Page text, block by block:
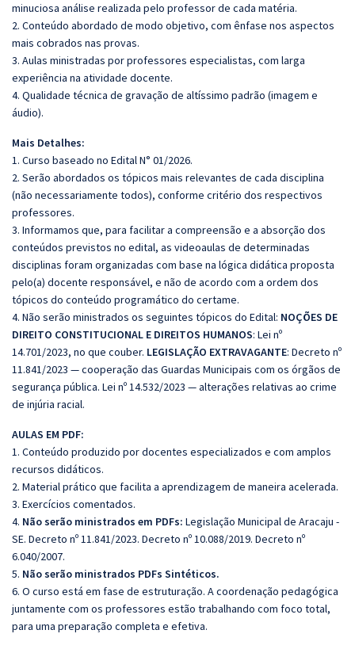
minuciosa análise realizada pelo professor de cada matéria.
2. Conteúdo abordado de modo objetivo, com ênfase nos aspectos
mais cobrados nas provas.
3. Aulas ministradas por professores especialistas, com larga
experiência na atividade docente.
4. Qualidade técnica de gravação de altíssimo padrão (imagem e
áudio).
Mais Detalhes:
1. Curso baseado no Edital N° 01/2026.
2. Serão abordados os tópicos mais relevantes de cada disciplina
(não necessariamente todos), conforme critério dos respectivos
professores.
3. Informamos que, para facilitar a compreensão e a absorção dos
conteúdos previstos no edital, as videoaulas de determinadas
disciplinas foram organizadas com base na lógica didática proposta
pelo(a) docente responsável, e não de acordo com a ordem dos
tópicos do conteúdo programático do certame.
4. Não serão ministrados os seguintes tópicos do Edital: NOÇÕES DE
DIREITO CONSTITUCIONAL E DIREITOS HUMANOS: Lei nº
14.701/2023, no que couber. LEGISLAÇÃO EXTRAVAGANTE: Decreto nº
11.841/2023 — cooperação das Guardas Municipais com os órgãos de
segurança pública. Lei nº 14.532/2023 — alterações relativas ao crime
de injúria racial.
AULAS EM PDF:
1. Conteúdo produzido por docentes especializados e com amplos
recursos didáticos.
2. Material prático que facilita a aprendizagem de maneira acelerada.
3. Exercícios comentados.
4. Não serão ministrados em PDFs: Legislação Municipal de Aracaju -
SE. Decreto nº 11.841/2023. Decreto nº 10.088/2019. Decreto nº
6.040/2007.
5. Não serão ministrados PDFs Sintéticos.
6. O curso está em fase de estruturação. A coordenação pedagógica
juntamente com os professores estão trabalhando com foco total,
para uma preparação completa e efetiva.